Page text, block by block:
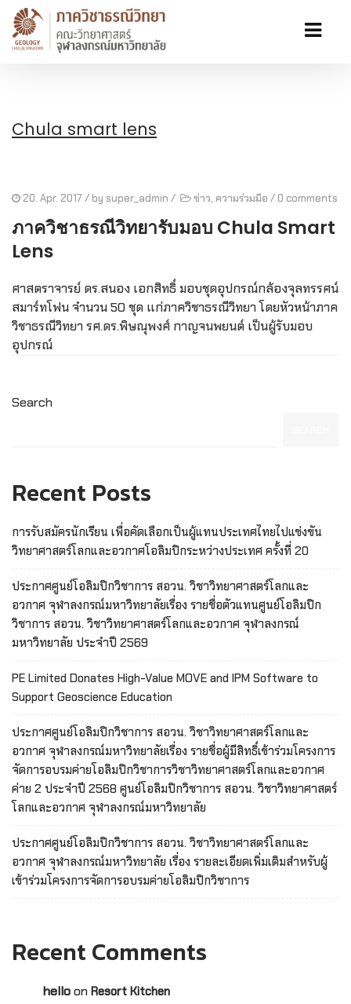
Chula smart lens
20. Apr. 2017 / by super_admin / ข่าว, ความร่วมมือ / 0 comments
ภาควิชาธรณีวิทยารับมอบ Chula Smart
Lens
ศาสตราจารย์ ดร.สนอง เอกสิทธิ์ มอบชุดอุปกรณ์กล้องจุลทรรศน์
สมาร์ทโฟน จำนวน 50 ชุด แก่ภาควิชาธรณีวิทยา โดยหัวหน้าภาค
วิชาธรณีวิทยา รศ.ดร.พิษณุพงศ์ กาญจนพยนต์ เป็นผู้รับมอบ
อุปกรณ์
Search
Recent Posts
การรับสมัครนักเรียน เพื่อคัดเลือกเป็นผู้แทนประเทศไทยไปแข่งขัน
วิทยาศาสตร์โลกและอวกาศโอลิมปิกระหว่างประเทศ ครั้งที่ 20
ประกาศศูนย์โอลิมปิกวิชาการ สอวน. วิชาวิทยาศาสตร์โลกและ
อวกาศ จุฬาลงกรณ์มหาวิทยาลัยเรื่อง รายชื่อตัวแทนศูนย์โอลิมปิก
วิชาการ สอวน. วิชาวิทยาศาสตร์โลกและอวกาศ จุฬาลงกรณ์
มหาวิทยาลัย ประจำปี 2569
PE Limited Donates High-Value MOVE and IPM Software to
Support Geoscience Education
ประกาศศูนย์โอลิมปิกวิชาการ สอวน. วิชาวิทยาศาสตร์โลกและ
อวกาศ จุฬาลงกรณ์มหาวิทยาลัยเรื่อง รายชื่อผู้มีสิทธิ์เข้าร่วมโครงการ
จัดการอบรมค่ายโอลิมปิกวิชาการวิชาวิทยาศาสตร์โลกและอวกาศ
ค่าย 2 ประจำปี 2568 ศูนย์โอลิมปิกวิชาการ สอวน. วิชาวิทยาศาสตร์
โลกและอวกาศ จุฬาลงกรณ์มหาวิทยาลัย
ประกาศศูนย์โอลิมปิกวิชาการ สอวน. วิชาวิทยาศาสตร์โลกและ
อวกาศ จุฬาลงกรณ์มหาวิทยาลัย เรื่อง รายละเอียดเพิ่มเติมสำหรับผู้
เข้าร่วมโครงการจัดการอบรมค่ายโอลิมปิกวิชาการ
Recent Comments
helloon Resort Kitchen